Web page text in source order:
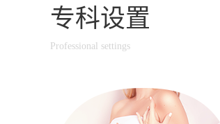
专科设置
Professional settings